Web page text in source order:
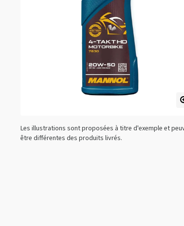
Les illustrations sont proposées à titre d'exemple et
être différentes des produits livrés.